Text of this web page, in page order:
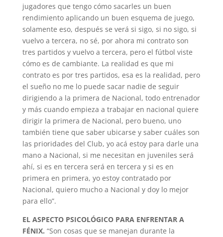
jugadores que tengo cómo sacarles un buen
rendimiento aplicando un buen esquema de juego,
solamente eso, después se verá si sigo, si no sigo, si
vuelvo a tercera, no sé, por ahora mi contrato son
tres partidos y vuelvo a tercera, pero el fútbol viste
cómo es de cambiante. La realidad es que mi
contrato es por tres partidos, esa es la realidad, pero
el sueño no me lo puede sacar nadie de seguir
dirigiendo a la primera de Nacional, todo entrenador
y más cuando empieza a trabajar en nacional quiere
dirigir la primera de Nacional, pero bueno, uno
también tiene que saber ubicarse y saber cuáles son
las prioridades del Club, yo acá estoy para darle una
mano a Nacional, si me necesitan en juveniles será
ahí, si es en tercera será en tercera y si es en
primera en primera, yo estoy contratado por
Nacional, quiero mucho a Nacional y doy lo mejor
para ello”.
EL ASPECTO PSICOLÓGICO PARA ENFRENTAR A
FÉNIX. “Son cosas que se manejan durante la